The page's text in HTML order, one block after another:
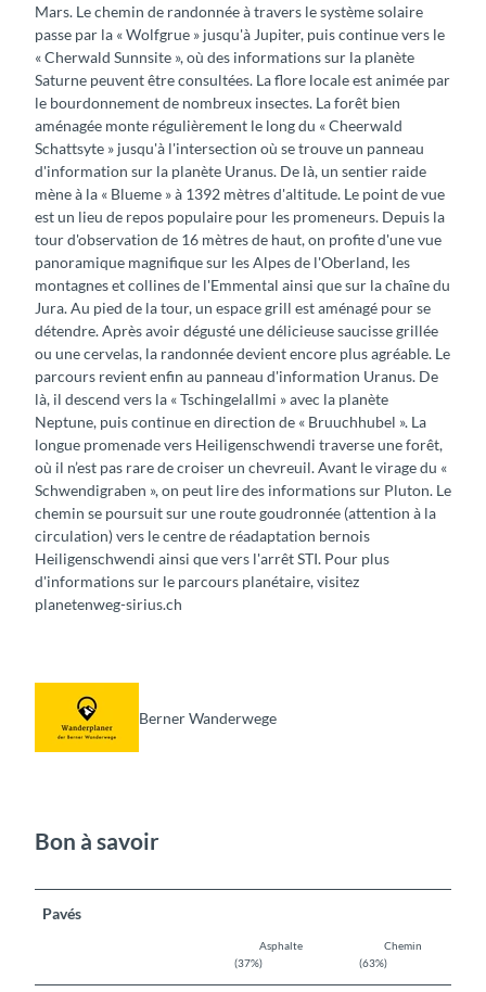
Mars. Le chemin de randonnée à travers le système solaire
passe par la « Wolfgrue » jusqu'à Jupiter, puis continue vers le
« Cherwald Sunnsite », où des informations sur la planète
Saturne peuvent être consultées. La flore locale est animée par
le bourdonnement de nombreux insectes. La forêt bien
aménagée monte régulièrement le long du « Cheerwald
Schattsyte » jusqu'à l'intersection où se trouve un panneau
d'information sur la planète Uranus. De là, un sentier raide
mène à la « Blueme » à 1392 mètres d'altitude. Le point de vue
est un lieu de repos populaire pour les promeneurs. Depuis la
tour d'observation de 16 mètres de haut, on profite d'une vue
panoramique magnifique sur les Alpes de l'Oberland, les
montagnes et collines de l'Emmental ainsi que sur la chaîne du
Jura. Au pied de la tour, un espace grill est aménagé pour se
détendre. Après avoir dégusté une délicieuse saucisse grillée
ou une cervelas, la randonnée devient encore plus agréable. Le
parcours revient enfin au panneau d'information Uranus. De
là, il descend vers la « Tschingelallmi » avec la planète
Neptune, puis continue en direction de « Bruuchhubel ». La
longue promenade vers Heiligenschwendi traverse une forêt,
où il n’est pas rare de croiser un chevreuil. Avant le virage du «
Schwendigraben », on peut lire des informations sur Pluton. Le
chemin se poursuit sur une route goudronnée (attention à la
circulation) vers le centre de réadaptation bernois
Heiligenschwendi ainsi que vers l'arrêt STI. Pour plus
d'informations sur le parcours planétaire, visitez
planetenweg-sirius.ch
Berner Wanderwege
Bon à savoir
Pavés
Asphalte
(37%)
Chemin
(63%)